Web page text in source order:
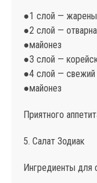
●1 слой —
●2 слой —
●майонез
●3 слой —
●4 слой — свежий
●майонез
Приятного
5. Салат Зодиак
Ингредиенты для